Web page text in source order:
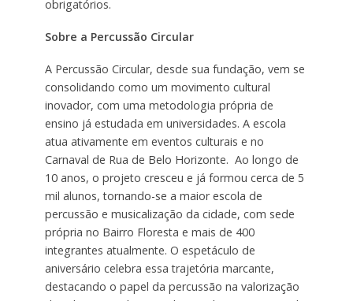
obrigatórios.
Sobre a Percussão Circular
A Percussão Circular, desde sua fundação, vem se
consolidando como um movimento cultural
inovador, com uma metodologia própria de
ensino já estudada em universidades. A escola
atua ativamente em eventos culturais e no
Carnaval de Rua de Belo Horizonte. Ao longo de
10 anos, o projeto cresceu e já formou cerca de 5
mil alunos, tornando-se a maior escola de
percussão e musicalização da cidade, com sede
própria no Bairro Floresta e mais de 400
integrantes atualmente. O espetáculo de
aniversário celebra essa trajetória marcante,
destacando o papel da percussão na valorização